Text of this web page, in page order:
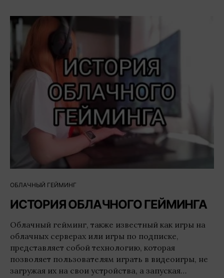
ОБЛАЧНЫЙ ГЕЙМИНГ
ИСТОРИЯ ОБЛАЧНОГО ГЕЙМИНГА
Облачный гейминг, также известный как игры на
облачных серверах или игры по подписке,
представляет собой технологию, которая
позволяет пользователям играть в видеоигры, не
загружая их на свои устройства, а запуская…